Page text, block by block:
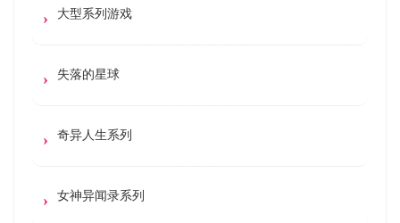
大型系列游戏
失落的星球
奇异人生系列
女神异闻录系列